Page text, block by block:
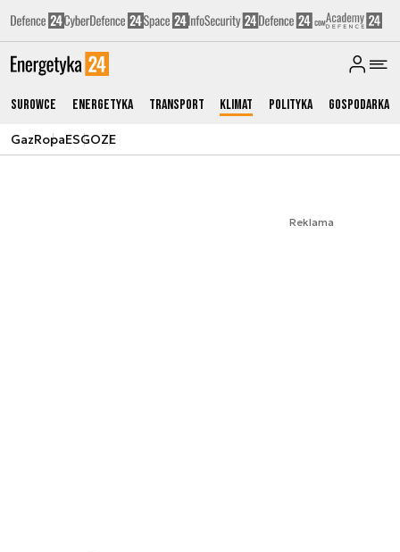
Surowce Energetyka Transport Klimat Polityka Gospodarka
GazRopaESGOZE
Reklama